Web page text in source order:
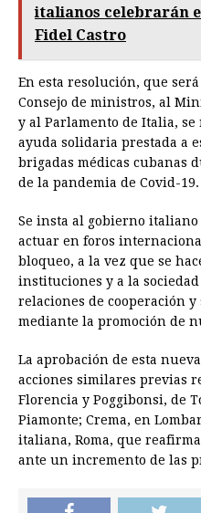
italianos celebrarán
Fidel Castro
En esta resolución, que
Consejo de ministros, al
y al Parlamento de Italia,
ayuda solidaria prestada a
brigadas médicas cubanas
de la pandemia de Covid-19.
Se insta al gobierno
actuar en foros
bloqueo, a la vez que se
instituciones y a la
relaciones de cooperación
mediante la promoción de
La aprobación de esta
acciones similares previas
Florencia y Poggibonsi, de
Piamonte; Crema, en
italiana, Roma, que
ante un incremento de las